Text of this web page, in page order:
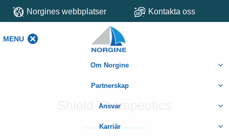
Norgines webbplatser Kontakta oss
MENU
Om Norgine
Partnerskap
Ansvar
Karriär
Shield Therapeutics